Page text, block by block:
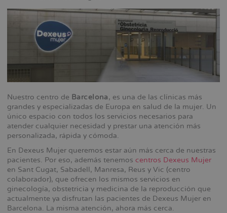
Nuestro centro de Barcelona, es una de las clínicas más
grandes y especializadas de Europa en salud de la mujer. Un
único espacio con todos los servicios necesarios para
atender cualquier necesidad y prestar una atención más
personalizada, rápida y cómoda.
En Dexeus Mujer queremos estar aún más cerca de nuestras
pacientes. Por eso, además tenemos centros Dexeus Mujer
en Sant Cugat, Sabadell, Manresa, Reus y Vic (centro
colaborador), que ofrecen los mismos servicios en
ginecología, obstetricia y medicina de la reproducción que
actualmente ya disfrutan las pacientes de Dexeus Mujer en
Barcelona. La misma atención, ahora más cerca.